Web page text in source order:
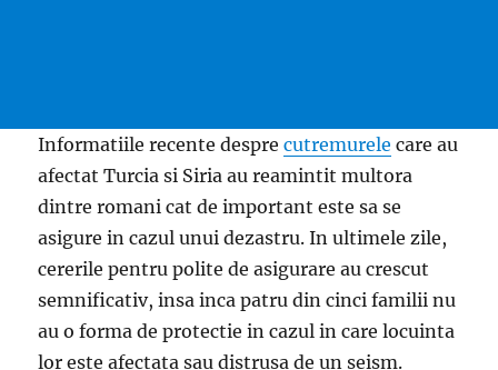
Informatiile recente desprecutremurele care au
afectat Turcia si Siria au reamintit multora
dintre romani cat de important este sa se
asigure in cazul unui dezastru. In ultimele zile,
cererile pentru polite de asigurare au crescut
semnificativ, insa inca patru din cinci familii nu
au o forma de protectie in cazul in care locuinta
lor este afectata sau distrusa de un seism.